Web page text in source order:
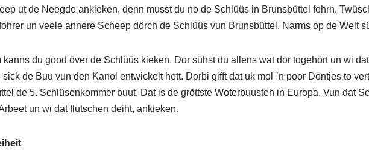
ut de Neegde ankieken, denn musst du no de Schlüüs in Brunsbüttel fohrn.
un veele annere Scheep dörch de Schlüüs vun Brunsbüttel. Narms op de Welt
kanns du good över de Schlüüs kieken. Dor sühst du allens wat dor togehört un wi
de Buu vun den Kanol entwickelt hett. Dorbi gifft dat uk mol `n poor Döntjes to
de 5. Schlüsenkommer buut. Dat is de gröttste Woterbuusteh in Europa. Vun dat
un wi dat flutschen deiht, ankieken.